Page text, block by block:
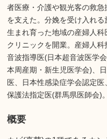
者医療・介護や観光客の救
を支えた。分娩を受け入れる
生まれ育った地域の産婦人
クリニックを開業。産婦人
音波指導医(日本超音波医学
本周産期・新生児医学会)、
医、日本性感染症学会認定
保護法指定医(群馬県医師会)
概要